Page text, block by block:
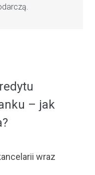
– jak
wraz